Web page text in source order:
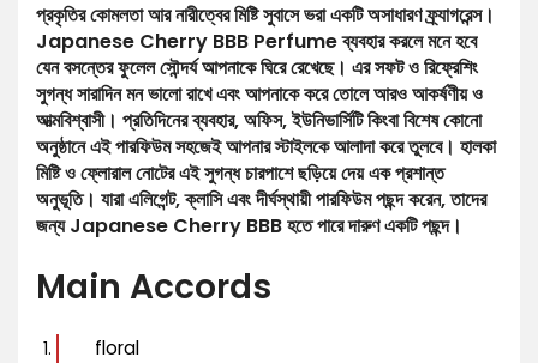
প্রকৃতির কোমলতা আর নারীত্বের মিষ্টি সুবাসে ভরা একটি অসাধারণ ফ্র্যাগরেন্স।
Japanese Cherry BBB Perfume ব্যবহার করলে মনে হবে
যেন বসন্তের ফুলেল সৌন্দর্য আপনাকে ঘিরে রেখেছে। এর সফট ও রিফ্রেশিং
সুগন্ধ সারাদিন মন ভালো রাখে এবং আপনাকে করে তোলে আরও আকর্ষণীয় ও
আত্মবিশ্বাসী। প্রতিদিনের ব্যবহার, অফিস, ইউনিভার্সিটি কিংবা বিশেষ কোনো
অনুষ্ঠানে এই পারফিউম সহজেই আপনার স্টাইলকে আলাদা করে তুলবে। হালকা
মিষ্টি ও ফ্লোরাল নোটের এই সুগন্ধ চারপাশে ছড়িয়ে দেয় এক প্রশান্ত
অনুভূতি। যারা এলিগেন্ট, ক্লাসি এবং দীর্ঘস্থায়ী পারফিউম পছন্দ করেন, তাদের
জন্য Japanese Cherry BBB হতে পারে দারুণ একটি পছন্দ।
Main Accords
floral